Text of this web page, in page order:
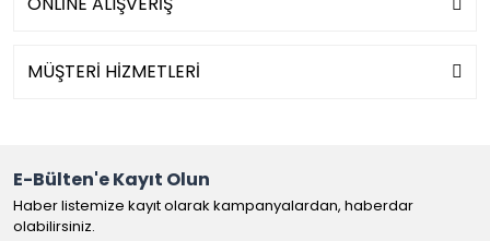
MÜŞTERİ HİZMETLERİ
E-Bülten'e Kayıt Olun
Haber listemize kayıt olarak kampanyalardan, haberdar
olabilirsiniz.